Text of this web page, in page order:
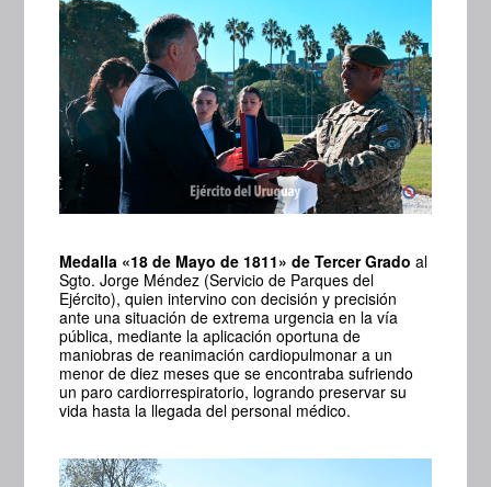
Medalla «18 de Mayo de 1811» de Tercer Grado al
Sgto. Jorge Méndez (Servicio de Parques del
Ejército), quien intervino con decisión y precisión
ante una situación de extrema urgencia en la vía
pública, mediante la aplicación oportuna de
maniobras de reanimación cardiopulmonar a un
menor de diez meses que se encontraba sufriendo
un paro cardiorrespiratorio, logrando preservar su
vida hasta la llegada del personal médico.